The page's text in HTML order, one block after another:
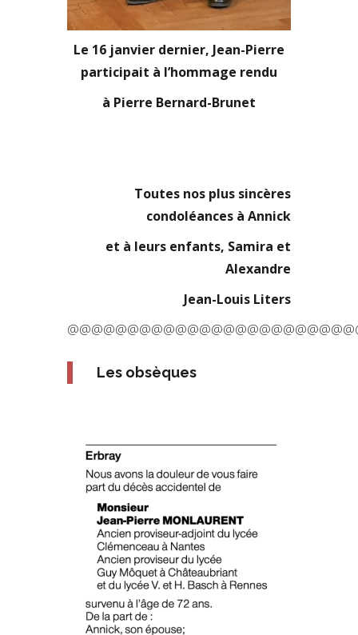
Le 16 janvier dernier, Jean-Pierre
participait à l’hommage rendu
à Pierre Bernard-Brunet
Toutes nos plus sincères
condoléances à Annick
et à leurs enfants, Samira et
Alexandre
Jean-Louis Liters
Les obsèques